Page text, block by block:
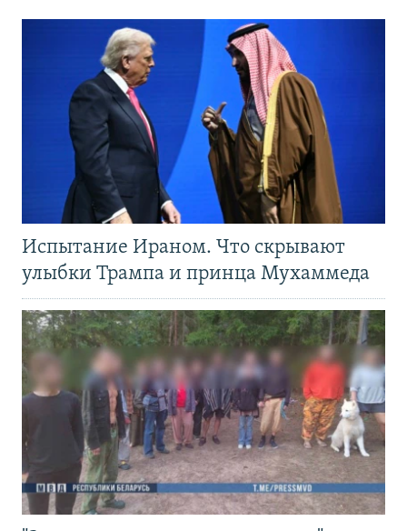
Испытание Ираном. Что скрывают
улыбки Трампа и принца Мухаммеда